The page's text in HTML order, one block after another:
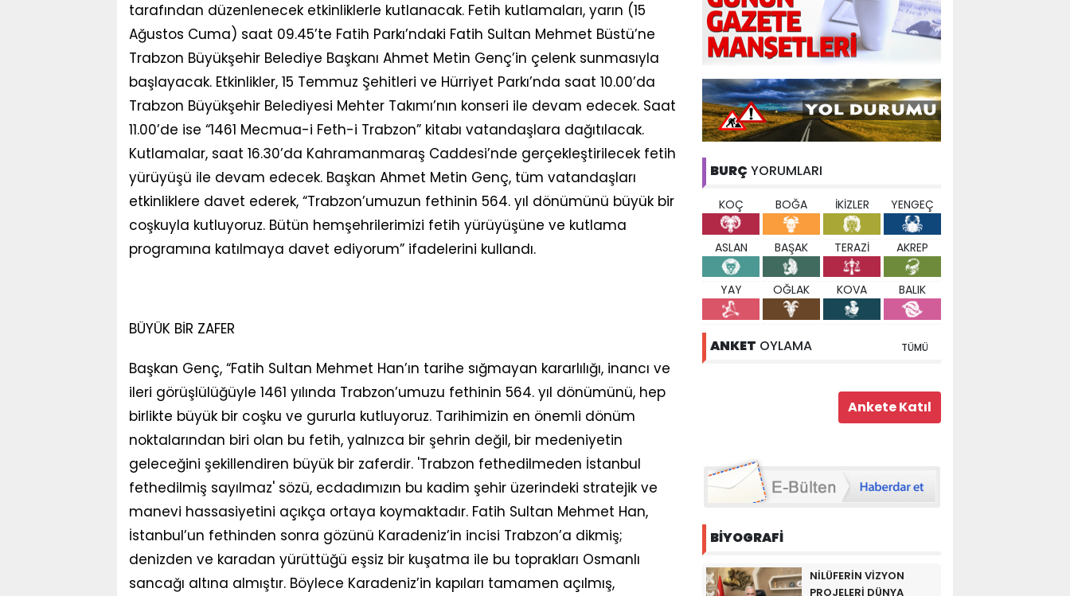
tarafından düzenlenecek etkinliklerle kutlanacak. Fetih kutlamaları, yarın (15
Ağustos Cuma) saat 09.45’te Fatih Parkı’ndaki Fatih Sultan Mehmet Büstü’ne
Trabzon Büyükşehir Belediye Başkanı Ahmet Metin Genç’in çelenk sunmasıyla
başlayacak. Etkinlikler, 15 Temmuz Şehitleri ve Hürriyet Parkı’nda saat 10.00’da
Trabzon Büyükşehir Belediyesi Mehter Takımı’nın konseri ile devam edecek. Saat
11.00’de ise “1461 Mecmua-i Feth-i Trabzon” kitabı vatandaşlara dağıtılacak.
Kutlamalar, saat 16.30’da Kahramanmaraş Caddesi’nde gerçekleştirilecek fetih
yürüyüşü ile devam edecek. Başkan Ahmet Metin Genç, tüm vatandaşları
etkinliklere davet ederek, “Trabzon’umuzun fethinin 564. yıl dönümünü büyük bir
coşkuyla kutluyoruz. Bütün hemşehrilerimizi fetih yürüyüşüne ve kutlama
programına katılmaya davet ediyorum” ifadelerini kullandı.
BÜYÜK BİR ZAFER
Başkan Genç, “Fatih Sultan Mehmet Han’ın tarihe sığmayan kararlılığı, inancı ve
ileri görüşlülüğüyle 1461 yılında Trabzon’umuzu fethinin 564. yıl dönümünü, hep
birlikte büyük bir coşku ve gururla kutluyoruz. Tarihimizin en önemli dönüm
noktalarından biri olan bu fetih, yalnızca bir şehrin değil, bir medeniyetin
geleceğini şekillendiren büyük bir zaferdir. 'Trabzon fethedilmeden İstanbul
fethedilmiş sayılmaz' sözü, ecdadımızın bu kadim şehir üzerindeki stratejik ve
manevi hassasiyetini açıkça ortaya koymaktadır. Fatih Sultan Mehmet Han,
İstanbul’un fethinden sonra gözünü Karadeniz’in incisi Trabzon’a dikmiş;
denizden ve karadan yürüttüğü eşsiz bir kuşatma ile bu toprakları Osmanlı
sancağı altına almıştır. Böylece Karadeniz’in kapıları tamamen açılmış,
BURÇ YORUMLARI
KOÇ BOĞA İKİZLER YENGEÇ
ASLAN BAŞAK TERAZİ AKREP
YAY OĞLAK KOVA BALIK
ANKET OYLAMA TÜMÜ
BİYOGRAFİ
NİLÜFERİN VİZYON
PROJELERİ DÜNYA